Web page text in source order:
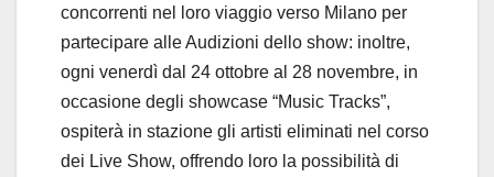
concorrenti nel loro viaggio verso Milano per
partecipare alle Audizioni dello show: inoltre,
ogni venerdì dal 24 ottobre al 28 novembre, in
occasione degli showcase “Music Tracks”,
ospiterà in stazione gli artisti eliminati nel corso
dei Live Show, offrendo loro la possibilità di